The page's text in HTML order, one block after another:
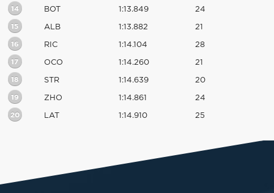
14 BOT 1:13.849 24
15 ALB 1:13.882 21
16 RIC 1:14.104 28
17 OCO 1:14.260 21
18 STR 1:14.639 20
19 ZHO 1:14.861 24
20 LAT 1:14.910 25